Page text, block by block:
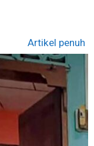
Artikel penuh